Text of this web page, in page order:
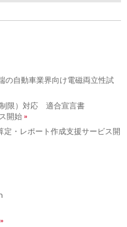
の自動車業界向け電磁両立性試
限）対応 適合宣言書
開始
・レポート作成支援サービス開